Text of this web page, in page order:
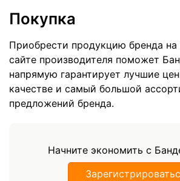
Покупка
Приобрести продукцию бренда
сайте производителя поможет
напрямую гарантирует лучшие
качестве и самый большой
предложений бренда.
Начните экономить с